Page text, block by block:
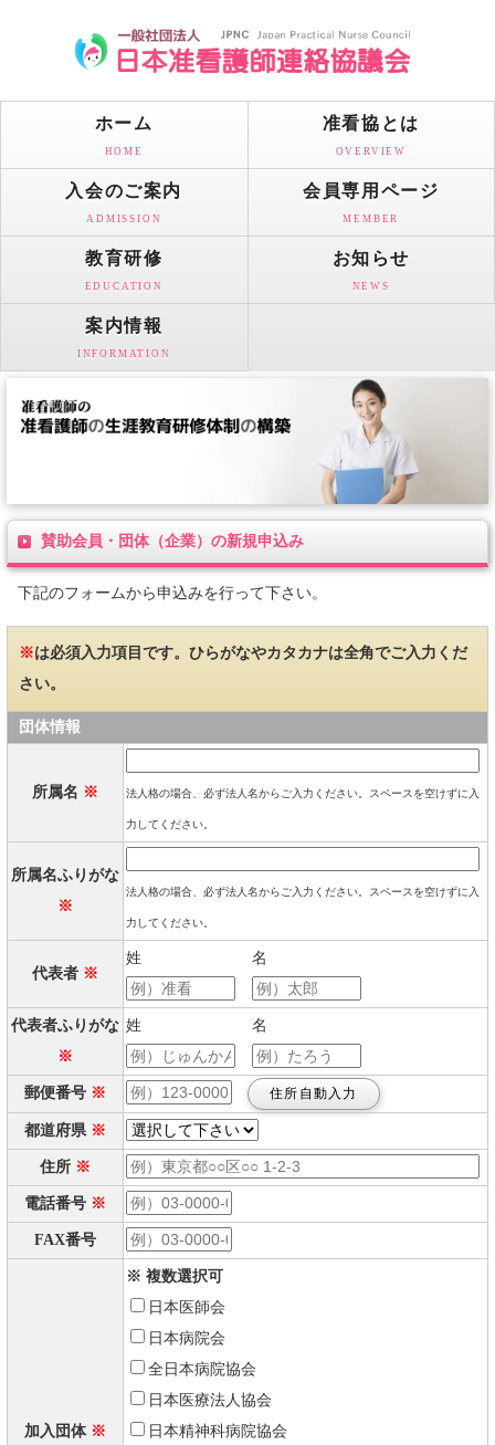
ホーム
HOME
准看協とは
OVERVIEW
入会のご案内
ADMISSION
会員専用ページ
MEMBER
教育研修
EDUCATION
お知らせ
NEWS
案内情報
INFORMATION
賛助会員・団体（企業）の新規申込み
下記のフォームから申込みを行って下さい。
※は必須入力項目です。ひらがなやカタカナは全角でご入力くだ
さい。
団体情報
所属名 ※ 法人格の場合、必ず法人名からご入力ください。スペースを空けずに入
力してください。
所属名ふりがな
※
法人格の場合、必ず法人名からご入力ください。スペースを空けずに入
力してください。
代表者 ※
姓 名
代表者ふりがな
※
姓 名
郵便番号 ※
都道府県 ※
住所 ※
電話番号 ※
FAX番号
加入団体 ※
※ 複数選択可
日本医師会
日本病院会
全日本病院協会
日本医療法人協会
日本精神科病院協会